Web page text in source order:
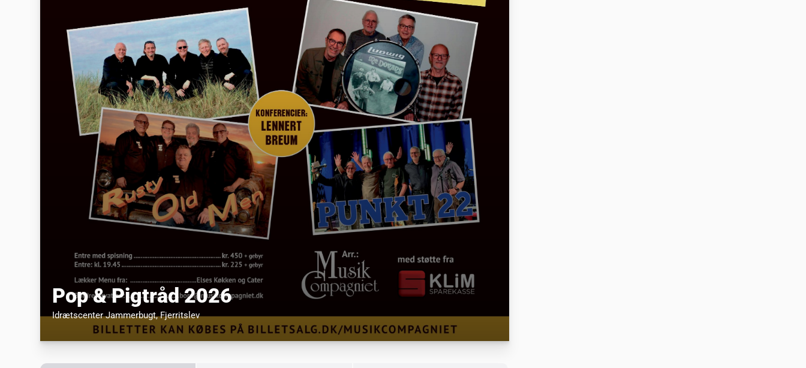
Pop & Pigtråd 2026
Idrætscenter Jammerbugt, Fjerritslev